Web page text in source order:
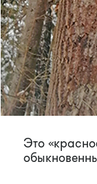
Это